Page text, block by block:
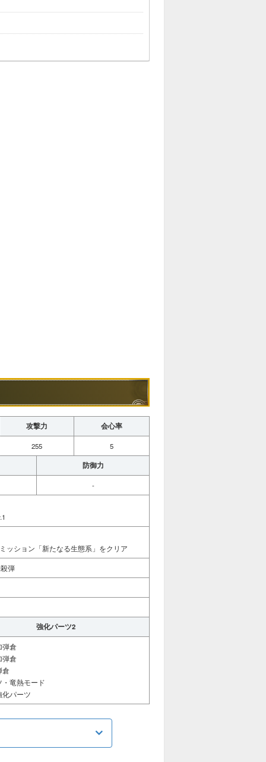
攻撃力 会心率
255 5
防御力
-
ッション「新たなる生態系」をクリア
弾
強化パーツ2
弾倉
弾倉
倉
竜熱モード
化パーツ